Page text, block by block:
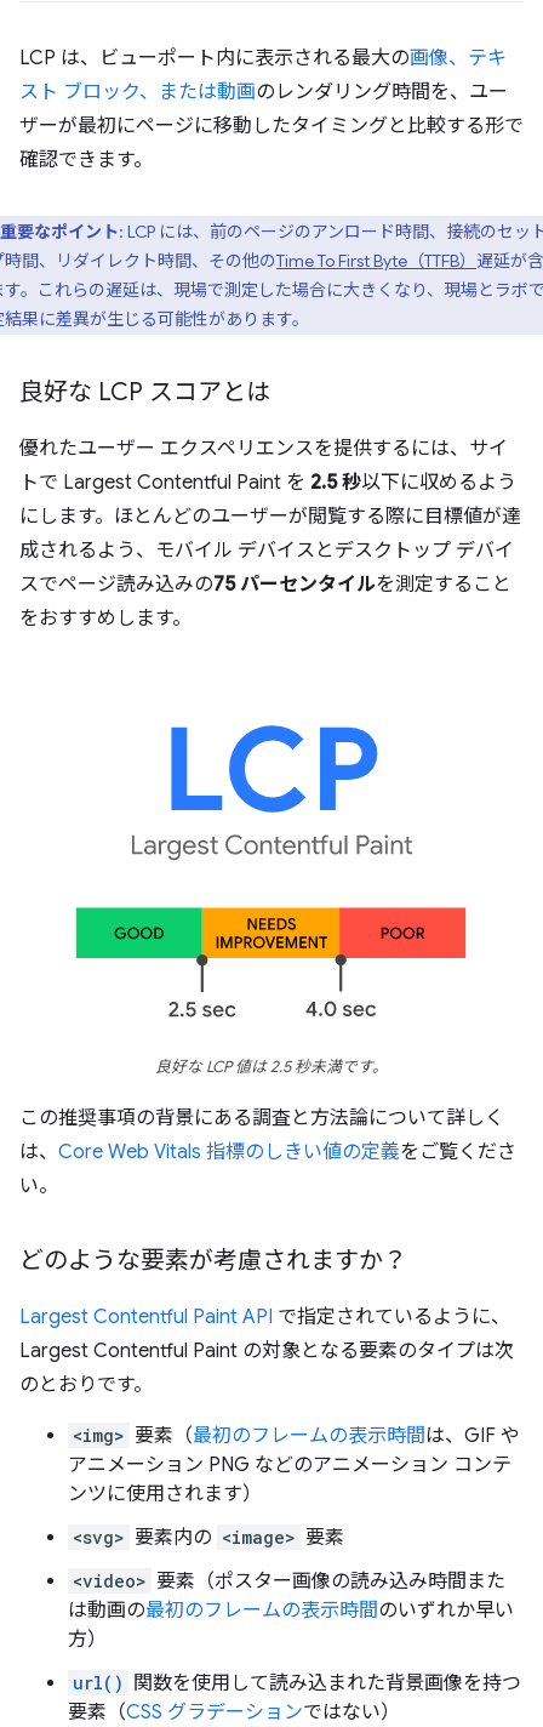
LCP は、ビューポート内に表示される最大の画像、テキ
スト ブロック、または動画のレンダリング時間を、ユー
ザーが最初にページに移動したタイミングと比較する形で
確認できます。
重要なポイント: LCP には、前のページのアンロード時間、接続のセッ
時間、リダイレクト時間、その他のTime To First Byte（TTFB） 遅延が
す。これらの遅延は、現場で測定した場合に大きくなり、現場とラボ
果に差異が生じる可能性があります。
良好な LCP スコアとは
優れたユーザー エクスペリエンスを提供するには、サイ
トで Largest Contentful Paint を 2.5 秒以下に収めるよう
にします。ほとんどのユーザーが閲覧する際に目標値が達
成されるよう、モバイル デバイスとデスクトップ デバイ
スでページ読み込みの75 パーセンタイルを測定すること
をおすすめします。
良好な LCP 値は 2.5 秒未満です。
この推奨事項の背景にある調査と方法論について詳しく
は、 Core Web Vitals 指標のしきい値の定義をご覧くださ
い。
どのような要素が考慮されますか？
Largest Contentful Paint API で指定されているように、
Largest Contentful Paint の対象となる要素のタイプは次
のとおりです。
<img> 要素（最初のフレームの表示時間は、GIF や
アニメーション PNG などのアニメーション コンテ
ンツに使用されます）
<svg> 要素内の <image> 要素
<video> 要素（ポスター画像の読み込み時間また
は動画の最初のフレームの表示時間のいずれか早い
方）
url()
関数を使用して読み込まれた背景画像を持つ
要素（CSS グラデーションではない）